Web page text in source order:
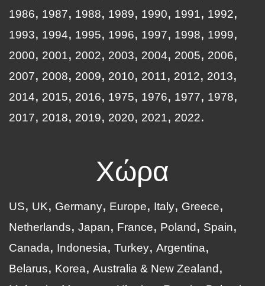
1986
1987 1988 1989 1990 1991
1992
1993
1994 1995 1996 1997 1998
1999
2000
2001 2002 2003 2004 2005
2006
2007
2008 2009 2010 2011 2012
2013
2014
2015 2016 1975 1976 1977
1978
2017
2018 2019 2020 2021 2022
Χώρα
US UK Germany Europe Italy
Greece
Netherlands
Japan France Poland
Spain
Canada
Indonesia Turkey Argentina
Belarus
Korea Australia & New Zealand